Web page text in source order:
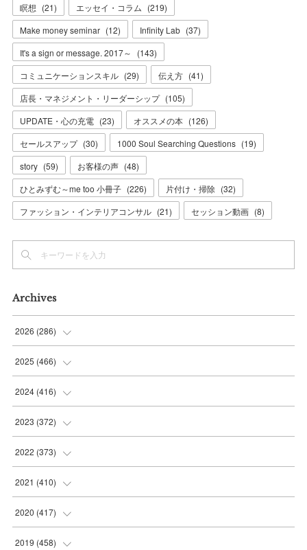
瞑想 (21) エッセイ・コラム (219)
Make money seminar (12) Infinity Lab (37)
It's a sign or message. 2017～
(143)
コミュニケーションスキル (29) 伝え方 (41)
店長・マネジメント・リーダーシップ (105)
UPDATE・心の充電 (23) オススメの本 (126)
セールスアップ (30) 1000 Soul Searching Questions (19)
story (59) お客様の声 (48)
ひとみずむ～me too 小冊子 (226) 片付け・掃除 (32)
ファッション・インテリアコンサル (21) セッション動画 (8)
Archives
2026 (286)
(7)
(36
(37
(42
2025 (466)
(56
(37
(35
(36
2024 (416)
(38
(39
(38
(36
2023 (372)
(31
(30
(30
(30
2022 (373)
(31
(33
(31
2021 (410)
(32
(32
2020 (417)
(35
2019 (458)